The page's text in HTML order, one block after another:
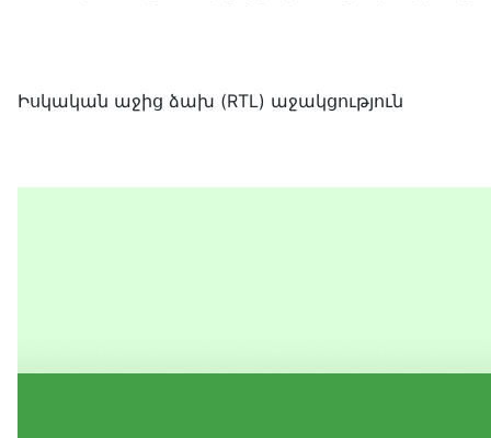
Իսկական աջից ձախ (RTL) աջակցություն